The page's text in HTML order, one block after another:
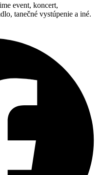
event, koncert,
tanečné vystúpenie a iné.